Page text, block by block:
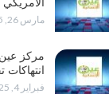
الأمريكي
مارس 26, 2025
مركز
فبراير 4, 2025